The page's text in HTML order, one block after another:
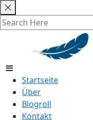
Skip
to
content
Startseite
Über
Blogroll
Kontakt